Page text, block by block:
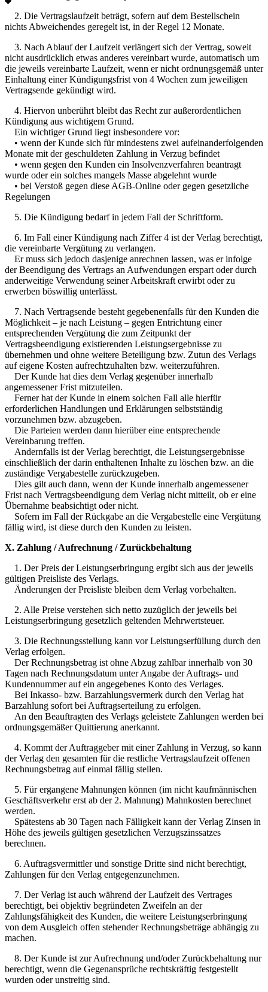
2. Die Vertragslaufzeit beträgt, sofern auf dem Bestellschein
nichts Abweichendes geregelt ist, in der Regel 12 Monate.
3. Nach Ablauf der Laufzeit verlängert sich der Vertrag, soweit
nicht ausdrücklich etwas anderes vereinbart wurde, automatisch um
die jeweils vereinbarte Laufzeit, wenn er nicht ordnungsgemäß unter
Einhaltung einer Kündigungsfrist von 4 Wochen zum jeweiligen
Vertragsende gekündigt wird.
4. Hiervon unberührt bleibt das Recht zur außerordentlichen
Kündigung aus wichtigem Grund.
Ein wichtiger Grund liegt insbesondere vor:
• wenn der Kunde sich für mindestens zwei aufeinanderfolgenden
Monate mit der geschuldeten Zahlung in Verzug befindet
• wenn gegen den Kunden ein Insolvenzverfahren beantragt
wurde oder ein solches mangels Masse abgelehnt wurde
• bei Verstoß gegen diese AGB-Online oder gegen gesetzliche
Regelungen
5. Die Kündigung bedarf in jedem Fall der Schriftform.
6. Im Fall einer Kündigung nach Ziffer 4 ist der Verlag berechtigt,
die vereinbarte Vergütung zu verlangen.
Er muss sich jedoch dasjenige anrechnen lassen, was er infolge
der Beendigung des Vertrags an Aufwendungen erspart oder durch
anderweitige Verwendung seiner Arbeitskraft erwirbt oder zu
erwerben böswillig unterlässt.
7. Nach Vertragsende besteht gegebenenfalls für den Kunden die
Möglichkeit – je nach Leistung – gegen Entrichtung einer
entsprechenden Vergütung die zum Zeitpunkt der
Vertragsbeendigung existierenden Leistungsergebnisse zu
übernehmen und ohne weitere Beteiligung bzw. Zutun des Verlags
auf eigene Kosten aufrechtzuhalten bzw. weiterzuführen.
Der Kunde hat dies dem Verlag gegenüber innerhalb
angemessener Frist mitzuteilen.
Ferner hat der Kunde in einem solchen Fall alle hierfür
erforderlichen Handlungen und Erklärungen selbstständig
vorzunehmen bzw. abzugeben.
Die Parteien werden dann hierüber eine entsprechende
Vereinbarung treffen.
Andernfalls ist der Verlag berechtigt, die Leistungsergebnisse
einschließlich der darin enthaltenen Inhalte zu löschen bzw. an die
zuständige Vergabestelle zurückzugeben.
Dies gilt auch dann, wenn der Kunde innerhalb angemessener
Frist nach Vertragsbeendigung dem Verlag nicht mitteilt, ob er eine
Übernahme beabsichtigt oder nicht.
Sofern im Fall der Rückgabe an die Vergabestelle eine Vergütung
fällig wird, ist diese durch den Kunden zu leisten.
X. Zahlung / Aufrechnung / Zurückbehaltung
1. Der Preis der Leistungserbringung ergibt sich aus der jeweils
gültigen Preisliste des Verlags.
Änderungen der Preisliste bleiben dem Verlag vorbehalten.
2. Alle Preise verstehen sich netto zuzüglich der jeweils bei
Leistungserbringung gesetzlich geltenden Mehrwertsteuer.
3. Die Rechnungsstellung kann vor Leistungserfüllung durch den
Verlag erfolgen.
Der Rechnungsbetrag ist ohne Abzug zahlbar innerhalb von 30
Tagen nach Rechnungsdatum unter Angabe der Auftrags- und
Kundennummer auf ein angegebenes Konto des Verlages.
Bei Inkasso- bzw. Barzahlungsvermerk durch den Verlag hat
Barzahlung sofort bei Auftragserteilung zu erfolgen.
An den Beauftragten des Verlags geleistete Zahlungen werden bei
ordnungsgemäßer Quittierung anerkannt.
4. Kommt der Auftraggeber mit einer Zahlung in Verzug, so kann
der Verlag den gesamten für die restliche Vertragslaufzeit offenen
Rechnungsbetrag auf einmal fällig stellen.
5. Für ergangene Mahnungen können (im nicht kaufmännischen
Geschäftsverkehr erst ab der 2. Mahnung) Mahnkosten berechnet
werden.
Spätestens ab 30 Tagen nach Fälligkeit kann der Verlag Zinsen in
Höhe des jeweils gültigen gesetzlichen Verzugszinssatzes
berechnen.
6. Auftragsvermittler und sonstige Dritte sind nicht berechtigt,
Zahlungen für den Verlag entgegenzunehmen.
7. Der Verlag ist auch während der Laufzeit des Vertrages
berechtigt, bei objektiv begründeten Zweifeln an der
Zahlungsfähigkeit des Kunden, die weitere Leistungserbringung
von dem Ausgleich offen stehender Rechnungsbeträge abhängig zu
machen.
8. Der Kunde ist zur Aufrechnung und/oder Zurückbehaltung nur
berechtigt, wenn die Gegenansprüche rechtskräftig festgestellt
wurden oder unstreitig sind.